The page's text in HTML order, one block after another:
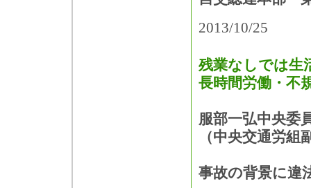
2013/10/25
残業なしでは生
長時間労働・不
服部一弘中央委
（中央交通労
事故の背景に違